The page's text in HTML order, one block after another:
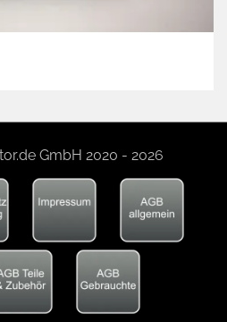
GmbH 2020 - 2026